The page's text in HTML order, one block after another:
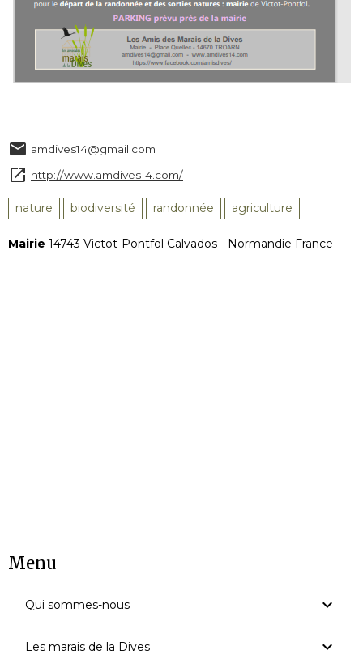
amdives14@gmail.com
http://www.amdives14.com/
nature biodiversité randonnée agriculture
Mairie 14743 Victot-Pontfol Calvados - Normandie France
Menu
Qui sommes-nous
Les marais de la Dives